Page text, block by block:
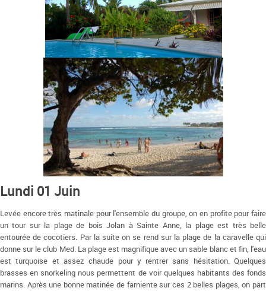
Lundi 01 Juin
Levée encore très matinale pour l'ensemble du groupe, on en profite pour faire
un tour sur la plage de bois Jolan à Sainte Anne, la plage est très belle
entourée de cocotiers. Par la suite on se rend sur la plage de la caravelle qui
donne sur le club Med. La plage est magnifique avec un sable blanc et fin, l'eau
est turquoise et assez chaude pour y rentrer sans hésitation. Quelques
brasses en snorkeling nous permettent de voir quelques habitants des fonds
marins. Après une bonne matinée de farniente sur ces 2 belles plages, on part